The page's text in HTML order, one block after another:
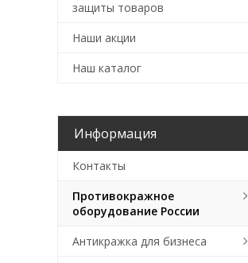
защиты товаров
Наши акции
Наш каталог
Информация
Контакты
Противокражное
оборудование России
Антикражка для бизнеса